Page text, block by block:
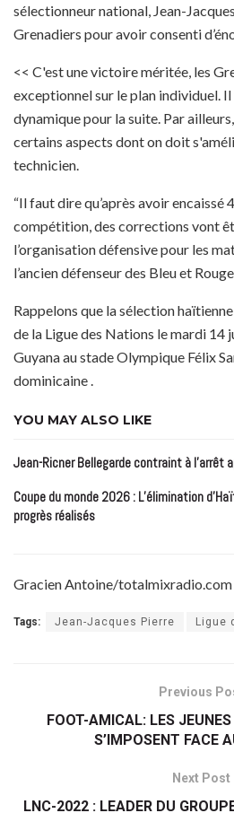
sélectionneur national, Jean-
Grenadiers pour avoir consenti
<< C'est une victoire méritée, les
exceptionnel sur le plan individuel.
dynamique pour la suite. Par
certains aspects dont on doit
technicien.
“Il faut dire qu’après avoir encaissé
compétition, des corrections vont
l’organisation défensive pour les
l’ancien défenseur des Bleu et Rouge.
Rappelons que la sélection
de la Ligue des Nations le mardi 14
Guyana au stade Olympique Félix
dominicaine .
YOU MAY ALSO LIKE
Jean-Ricner Bellegarde contraint à l’arrêt
Coupe du monde 2026 : L’élimination
progrès réalisés
Gracien Antoine/totalmixradio.com
Tags: Jean-Jacques Pierre Ligue
Previous
FOOT-AMICAL: LES
S’IMPOSENT FACE
Next Post
LNC-2022 : LEADER DU